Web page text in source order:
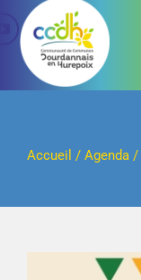
Passer
contenu
Accueil / Agenda/